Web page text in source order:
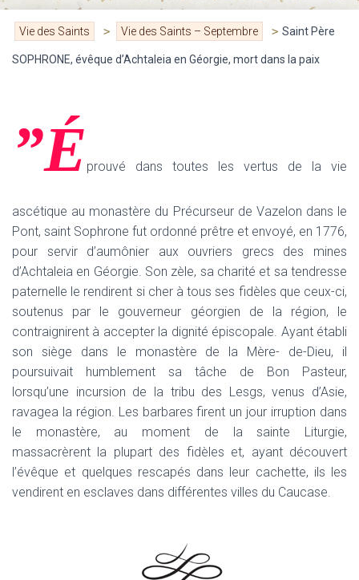
Vie des Saints > Vie des Saints – Septembre > Saint Père
SOPHRONE, évêque d’Achtaleia en Géorgie, mort dans la paix
”É prouvé dans toutes les vertus de la vie
ascétique au monastère du Précurseur de Vazelon dans le
Pont, saint Sophrone fut ordonné prêtre et envoyé, en 1776,
pour servir d’aumônier aux ouvriers grecs des mines
d’Achtaleia en Géorgie. Son zèle, sa charité et sa tendresse
paternelle le rendirent si cher à tous ses fidèles que ceux-ci,
soutenus par le gouverneur géorgien de la région, le
contraignirent à accepter la dignité épiscopale. Ayant établi
son siège dans le monastère de la Mère- de-Dieu, il
poursuivait humblement sa tâche de Bon Pasteur,
lorsqu’une incursion de la tribu des Lesgs, venus d’Asie,
ravagea la région. Les barbares firent un jour irruption dans
le monastère, au moment de la sainte Liturgie,
massacrèrent la plupart des fidèles et, ayant découvert
l’évêque et quelques rescapés dans leur cachette, ils les
vendirent en esclaves dans différentes villes du Caucase.